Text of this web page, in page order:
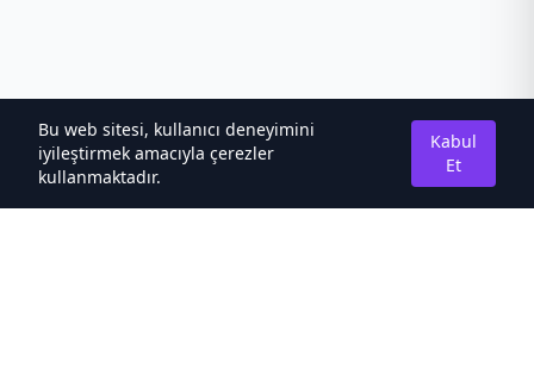
Bu web sitesi, kullanıcı deneyimini
iyileştirmek amacıyla çerezler
kullanmaktadır.
Kabul
Et